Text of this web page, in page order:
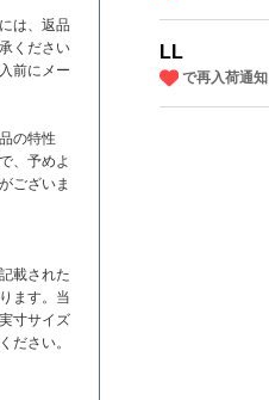
LL
で再入荷通知
は、返品
ください
前にメー
の特性
、予めよ
ございま
載された
ます。当
寸サイズ
ださい。